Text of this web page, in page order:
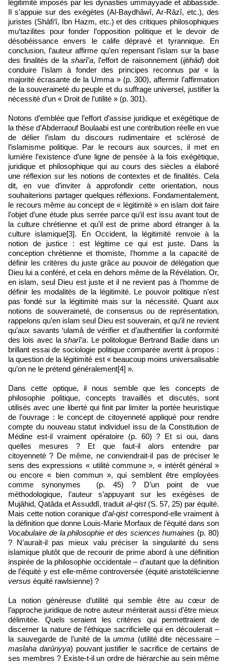
légitimité imposés par les dynasties ummayyade et abbasside.
Il s’appuie sur des exégètes (Al-Baydhâwî, Ar-Râzî, etc.), des
juristes (Shâfi‘î, Ibn Hazm, etc.) et des critiques philosophiques
mu‘tazilites pour fonder l’opposition politique et le devoir de
désobéissance envers le calife dépravé et tyrannique. En
conclusion, l’auteur affirme qu’en repensant l’islam sur la base
des finalités de la sharî’a, l’effort de raisonnement (ijtihâd) doit
conduire l’islam à fonder des principes reconnus par « la
majorité écrasante de la Umma » (p. 300), affermir l’affirmation
de la souveraineté du peuple et du suffrage universel, justifier la
nécessité d’un « Droit de l’utilité » (p. 301).
Notons d’emblée que l’effort d’assise juridique et exégétique de
la thèse d’Abderraouf Boulaabi est une contribution réelle en vue
de délier l’islam du discours rudimentaire et sclérosé de
l’islamisme politique. Par le recours aux sources, il met en
lumière l’existence d’une ligne de pensée à la fois exégétique,
juridique et philosophique qui au cours des siècles a élaboré
une réflexion sur les notions de contextes et de finalités. Cela
dit, en vue d’inviter à approfondir cette orientation, nous
souhaiterions partager quelques réflexions. Fondamentalement,
le recours même au concept de « légitimité » en islam doit faire
l’objet d’une étude plus serrée parce qu’il est issu avant tout de
la culture chrétienne et qu’il est de prime abord étranger à la
culture islamique[3]. En Occident, la légitimité renvoie à la
notion de justice : est légitime ce qui est juste. Dans la
conception chrétienne et thomiste, l’homme a la capacité de
définir les critères du juste grâce au pouvoir de délégation que
Dieu lui a conféré, et cela en dehors même de la Révélation. Or,
en islam, seul Dieu est juste et il ne revient pas à l’homme de
définir les modalités de la légitimité. Le pouvoir politique n’est
pas fondé sur la légitimité mais sur la nécessité. Quant aux
notions de souveraineté, de consensus ou de représentation,
rappelons qu’en islam seul Dieu est souverain, et qu’il ne revient
qu’aux savants ‘ulamâ de vérifier et d’authentifier la conformité
des lois avec lasharî‘a. Le politologue Bertrand Badie dans un
brillant essai de sociologie politique comparée avertit à propos :
la question de la légitimité est « beaucoup moins universalisable
qu’on ne le prétend généralement[4] ».
Dans cette optique, il nous semble que les concepts de
philosophie politique, concepts travaillés et discutés, sont
utilisés avec une liberté qui finit par limiter la portée heuristique
de l’ouvrage : le concept de citoyenneté appliqué pour rendre
compte du nouveau statut individuel issu de la Constitution de
Médine est-il vraiment opératoire (p. 60) ? Et si oui, dans
quelles mesures ? Et que faut-il alors entendre par
citoyenneté ? De même, ne conviendrait-il pas de préciser le
sens des expressions « utilité commune », « intérêt général »
ou encore « bien commun », qui semblent être employées
comme synonymes (p. 45) ? D’un point de vue
méthodologique, l’auteur s’appuyant sur les exégèses de
Mujâhid, Qatâda et Assuddî, traduit al-qist(S. 57, 25) par équité.
Mais cette notion coranique d’al-qistcorrespond-elle vraiment à
la définition que donne Louis-Marie Morfaux de l’équité dans son
Vocabulaire de la philosophie et des sciences humaines (p. 80)
? N’aurait-il pas mieux valu préciser la singularité du sens
islamique plutôt que de recourir de prime abord à une définition
inspirée de la philosophie occidentale – d’autant que la définition
de l’équité y est elle-même controversée (équité aristotélicienne
versus équité rawlsienne) ?
La notion généreuse d’utilité qui semble être au cœur de
l’approche juridique de notre auteur mériterait aussi d’être mieux
délimitée. Quels seraient les critères qui permettraient de
discerner la nature de l’éthique sacrificielle qui en découlerait –
la sauvegarde de l’unité de la umma (utilité dite nécessaire –
maslaha darûriyya) pouvant justifier le sacrifice de certains de
ses membres ? Existe-t-il un ordre de hiérarchie au sein même